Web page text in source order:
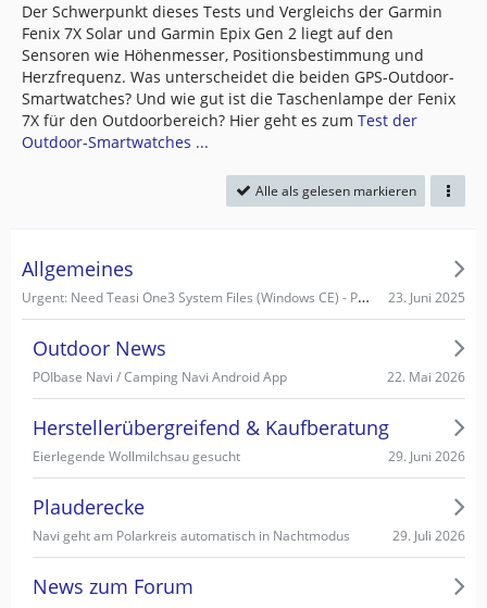
Der Schwerpunkt dieses Tests und Vergleichs der Garmin
Fenix 7X Solar und Garmin Epix Gen 2 liegt auf den
Sensoren wie Höhenmesser, Positionsbestimmung und
Herzfrequenz. Was unterscheidet die beiden GPS-Outdoor-
Smartwatches? Und wie gut ist die Taschenlampe der Fenix
7X für den Outdoorbereich? Hier geht es zum Test der
Outdoor-Smartwatches ...
Alle als gelesen markieren
Allgemeines
Urgent: Need Teasi One3 System Files (Windows CE) - PC recognizes it as Mass Storage! 23. Juni 2025
Outdoor News
POIbase Navi / Camping Navi Android App 22. Mai 2026
Herstellerübergreifend & Kaufberatung
Eierlegende Wollmilchsau gesucht 29. Juni 2026
Plauderecke
Navi geht am Polarkreis automatisch in Nachtmodus 29. Juli 2026
News zum Forum